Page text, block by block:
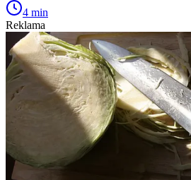
4 min
Reklama